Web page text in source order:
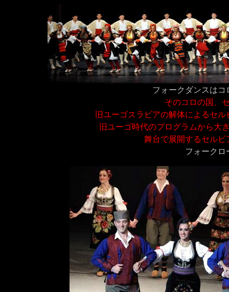
フォークダンスは
そのコロの国、セル
旧ユーゴスラビアの解体によるセル
旧ユーゴ時代のプログラムから大
舞台で展開するセル
フォーク